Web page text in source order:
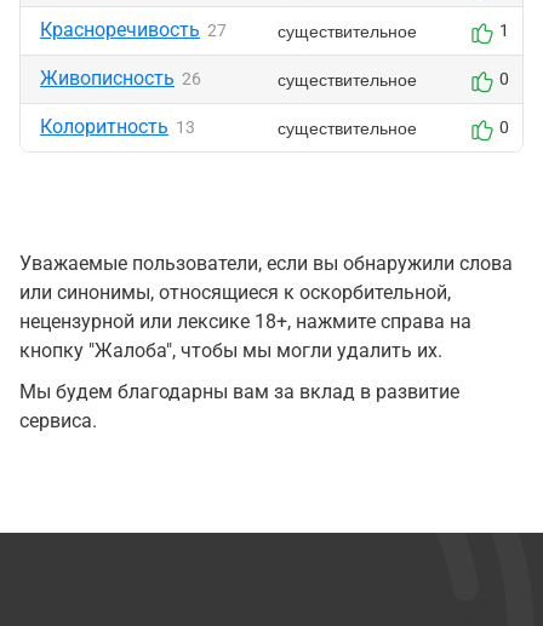
Красноречивость 27 существительное 1
Живописность 26 существительное 0
Колоритность 13 существительное 0
Уважаемые пользователи, если вы обнаружили слова
или синонимы, относящиеся к оскорбительной,
нецензурной или лексике 18+, нажмите справа на
кнопку "Жалоба", чтобы мы могли удалить их.
Мы будем благодарны вам за вклад в развитие
сервиса.